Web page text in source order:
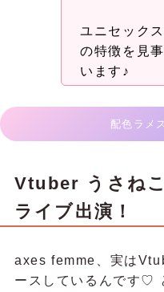
ユニセック
の特徴を見
います♪
配色ラメ
Vtuber うさね
ライブ出演！
axes femme、実は
ースしているんです♡